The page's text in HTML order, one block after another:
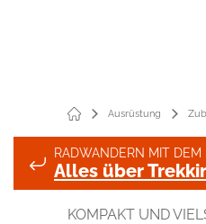
Ausrüstung
RADWANDERN MIT DEM
Alles über
KOMPAKT UND